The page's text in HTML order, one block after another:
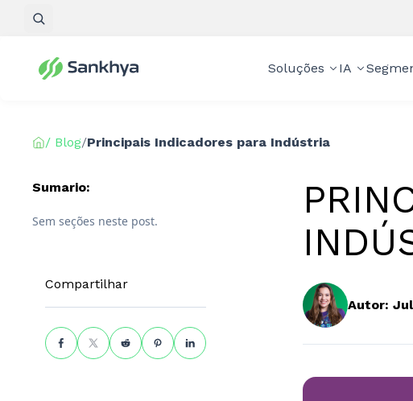
Soluções IA
/ Blog/Principais Indicadores para Indústria
Sumario:
Sem seções neste post.
Compartilhar
Autor: